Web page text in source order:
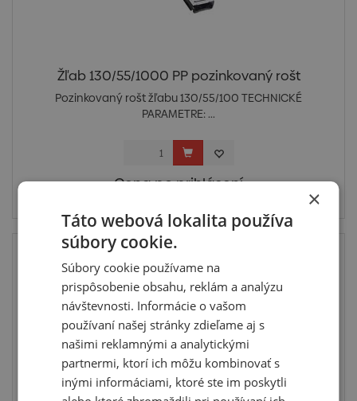
Žľab 130/55/1000 PP pozinkovaný rošt
Pozinkovaný rošt žľabu 130/55/100 TECHNICKÉ
PARAMETRE: ...
Cena po prihlásení
×
Táto webová lokalita používa
súbory cookie.
Súbory cookie používame na
prispôsobenie obsahu, reklám a analýzu
návštevnosti. Informácie o vašom
používaní našej stránky zdieľame aj s
našimi reklamnými a analytickými
partnermi, ktorí ich môžu kombinovať s
inými informáciami, ktoré ste im poskytli